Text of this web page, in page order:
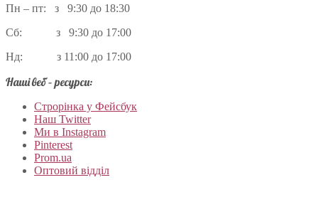
Пн – пт: з 9:30 до 18:30
Сб: з 9:30 до 17:00
Нд: з 11:00 до 17:00
Наші веб – ресурси:
Строрінка у Фейсбук
Наш Twitter
Ми в Instagram
Pinterest
Prom.ua
Оптовий відділ